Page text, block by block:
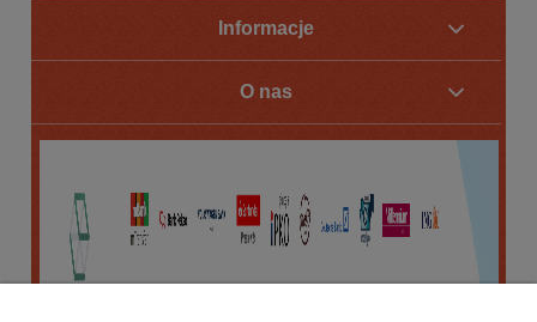
Informacje
O nas